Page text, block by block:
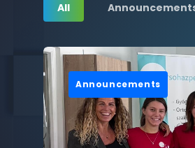
All
Announcements